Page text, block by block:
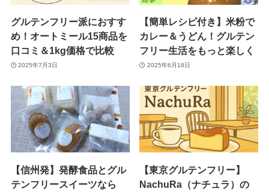
グルテンフリー派におすす
め！オートミール15商品を
口コミ＆1kg価格で比較
2025年7月3日
【簡単レシピ付き】米粉で
カレー＆うどん！グルテン
フリー生活をもっと楽しく
2025年6月18日
【信州発】発酵食品とグル
テンフリースイーツなら
【東京グルテンフリー】
NachuRa（ナチュラ）の